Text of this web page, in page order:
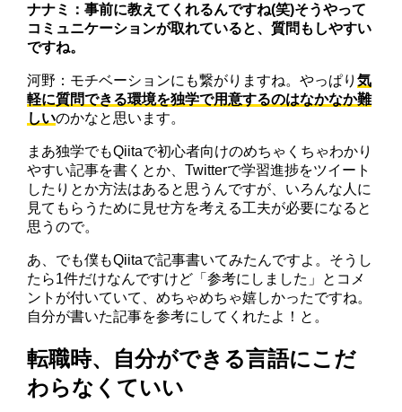
ナナミ：事前に教えてくれるんですね(笑)そうやって
コミュニケーションが取れていると、質問もしやすい
ですね。
河野：モチベーションにも繋がりますね。やっぱり気
軽に質問できる環境を独学で用意するのはなかなか難
しいのかなと思います。
まあ独学でもQiitaで初心者向けのめちゃくちゃわかり
やすい記事を書くとか、Twitterで学習進捗をツイート
したりとか方法はあると思うんですが、いろんな人に
見てもらうために見せ方を考える工夫が必要になると
思うので。
あ、でも僕もQiitaで記事書いてみたんですよ。そうし
たら1件だけなんですけど「参考にしました」とコメ
ントが付いていて、めちゃめちゃ嬉しかったですね。
自分が書いた記事を参考にしてくれたよ！と。
転職時、自分ができる言語にこだ
わらなくていい